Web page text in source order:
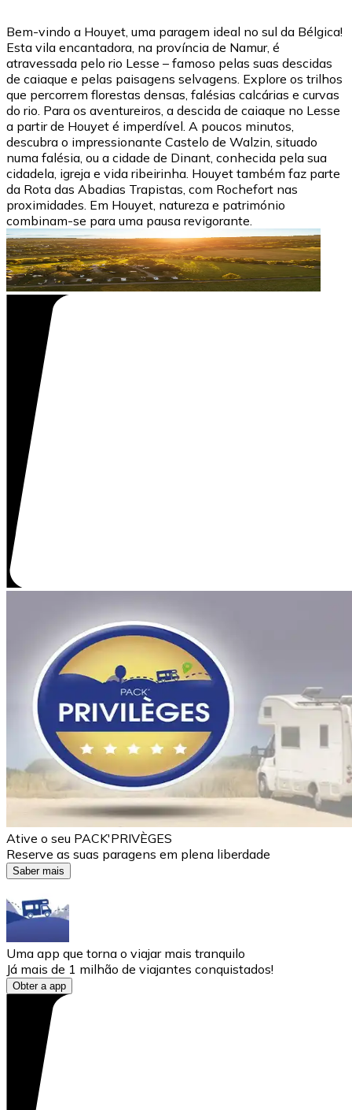
Bem-vindo a Houyet, uma paragem ideal no sul da Bélgica!
Esta vila encantadora, na província de Namur, é
atravessada pelo rio Lesse – famoso pelas suas descidas
de caiaque e pelas paisagens selvagens. Explore os trilhos
que percorrem florestas densas, falésias calcárias e curvas
do rio. Para os aventureiros, a descida de caiaque no Lesse
a partir de Houyet é imperdível. A poucos minutos,
descubra o impressionante Castelo de Walzin, situado
numa falésia, ou a cidade de Dinant, conhecida pela sua
cidadela, igreja e vida ribeirinha. Houyet também faz parte
da Rota das Abadias Trapistas, com Rochefort nas
proximidades. Em Houyet, natureza e património
combinam-se para uma pausa revigorante.
Ative o seu PACK'PRIVÈGES
Reserve as suas paragens em plena liberdade
Saber mais
Uma app que torna o viajar mais tranquilo
Já mais de 1 milhão de viajantes conquistados!
Obter a app